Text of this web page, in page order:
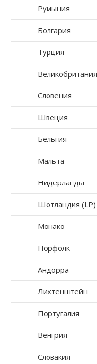
Румыния
Болгария
Турция
Великобритания
Словения
Швеция
Бельгия
Мальта
Нидерланды
Шотландия (LP)
Монако
Норфолк
Андорра
Лихтенштейн
Португалия
Венгрия
Словакия